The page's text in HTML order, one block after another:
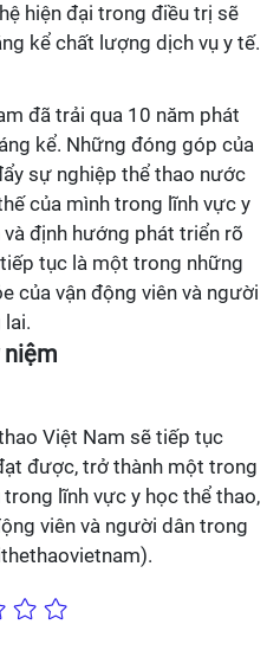
hiện đại trong điều trị sẽ
kể chất lượng dịch vụ y tế.
đã trải qua 10 năm phát
kể. Những đóng góp của
sự nghiệp thể thao nước
của mình trong lĩnh vực y
định hướng phát triển rõ
tục là một trong những
của vận động viên và người
niệm
Việt Nam sẽ tiếp tục
được, trở thành một trong
lĩnh vực y học thể thao,
viên và người dân trong